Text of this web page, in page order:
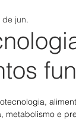
de jun.
NaN de 5
metabolismo e